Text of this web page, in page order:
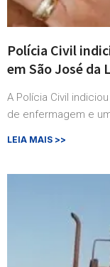
Polícia Civil
em São José da
A Polícia Civil
de enfermagem e
LEIA MAIS >>